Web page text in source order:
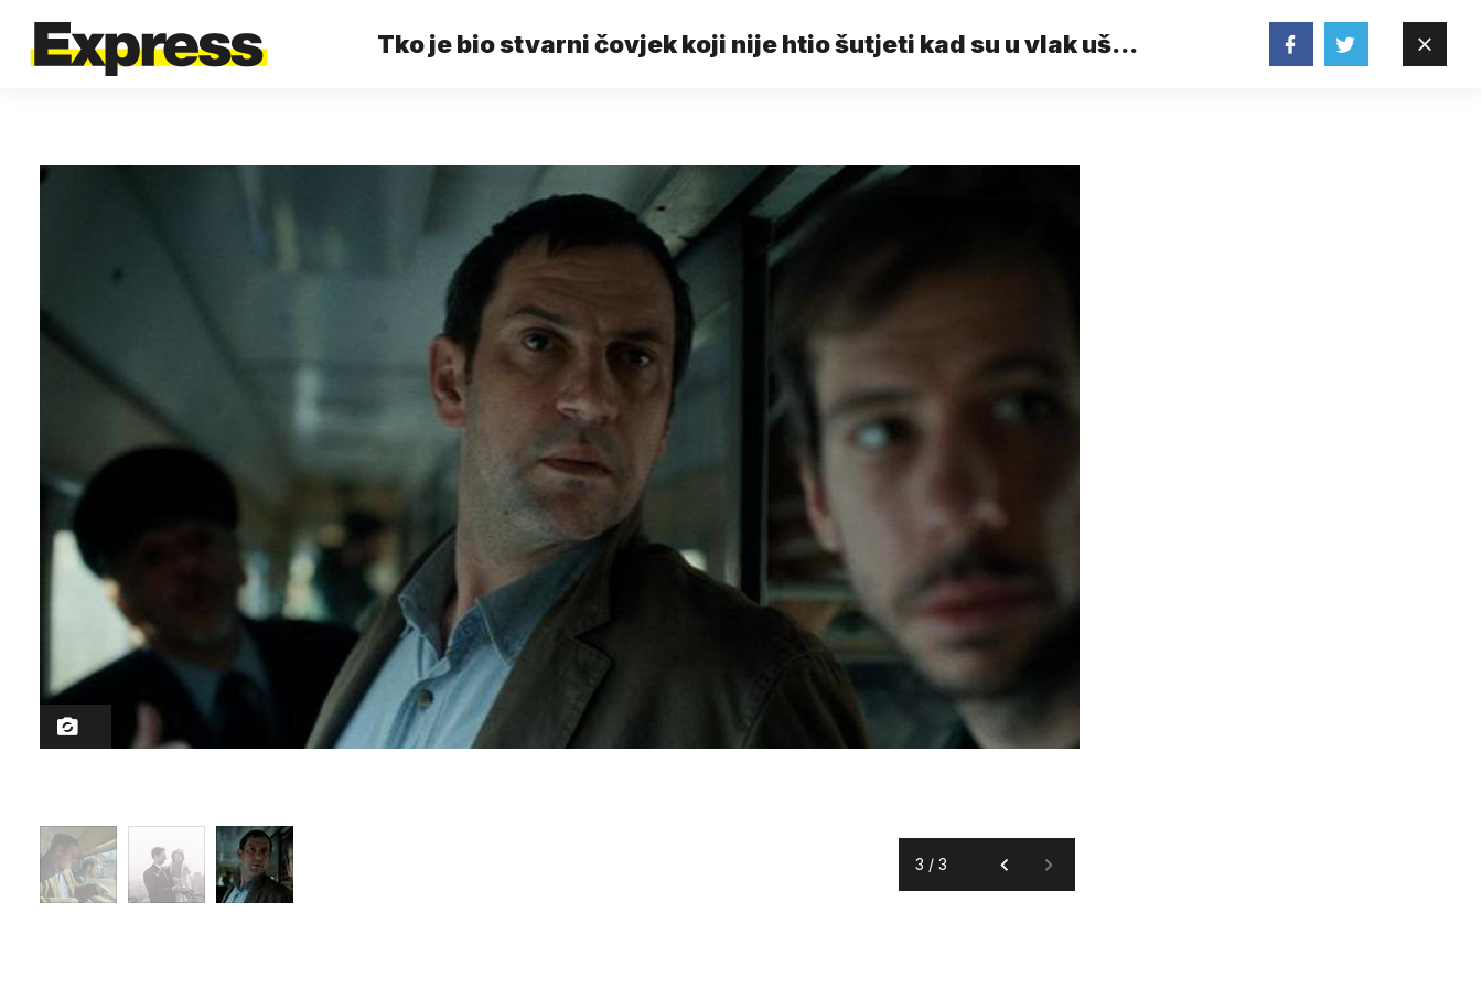
Tko je bio stvarni čovjek koji nije htio šutjeti kad su u vlak ušli
3 / 3